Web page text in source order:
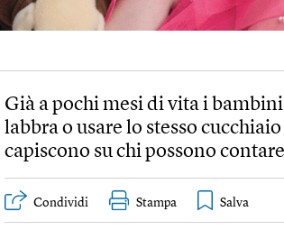
Già a pochi mesi di vita i
labbra o usare lo stesso
capiscono su chi possono
Condividi Stampa